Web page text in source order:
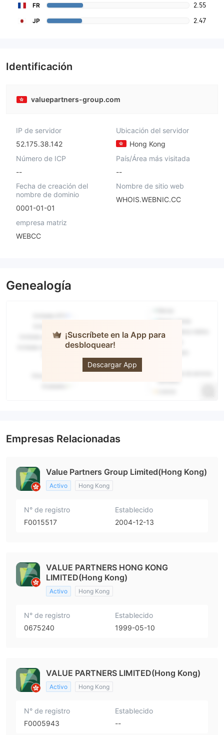
FR 2.55
JP 2.47
Identificación
valuepartners-group.com
IP de servidor
52.175.38.142
Ubicación del servidor
Hong Kong
Número de ICP
--
País/Área más visitada
--
Fecha de creación del
nombre de dominio
0001-01-01
Nombre de sitio web
WHOIS.WEBNIC.CC
empresa matriz
WEBCC
Genealogía
¡Suscríbete en la App para
desbloquear!
Descargar App
Value
Partners
Group
Empresas Relacionadas
Value Partners Group Limited(Hong Kong)
Activo Hong Kong
N° de registro
F0015517
Establecido
2004-12-13
VALUE PARTNERS HONG KONG
LIMITED(Hong Kong)
Activo Hong Kong
N° de registro
0675240
Establecido
1999-05-10
VALUE PARTNERS LIMITED(Hong Kong)
Activo Hong Kong
N° de registro
F0005943
Establecido
--